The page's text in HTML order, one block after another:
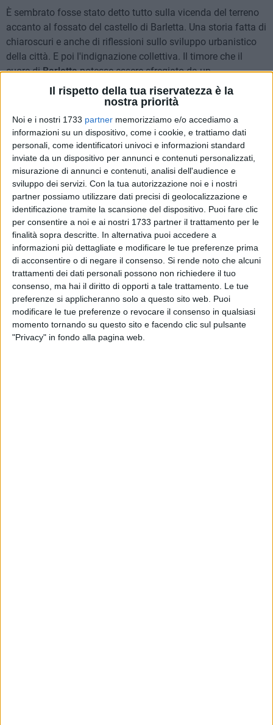
Il rispetto della tua riservatezza è la
nostra priorità
Noi e i nostri 1733 partner memorizziamo e/o accediamo a
informazioni su un dispositivo, come i cookie, e trattiamo dati
personali, come identificatori univoci e informazioni standard
inviate da un dispositivo per annunci e contenuti personalizzati,
misurazione di annunci e contenuti, analisi dell'audience e
sviluppo dei servizi. Con la tua autorizzazione noi e i nostri
partner possiamo utilizzare dati precisi di geolocalizzazione e
identificazione tramite la scansione del dispositivo. Puoi fare clic
per consentire a noi e ai nostri 1733 partner il trattamento per le
finalità sopra descritte. In alternativa puoi accedere a
informazioni più dettagliate e modificare le tue preferenze prima
di acconsentire o di negare il consenso. Si rende noto che alcuni
trattamenti dei dati personali possono non richiedere il tuo
consenso, ma hai il diritto di opporti a tale trattamento. Le tue
preferenze si applicheranno solo a questo sito web. Puoi
modificare le tue preferenze o revocare il consenso in qualsiasi
momento tornando su questo sito e facendo clic sul pulsante
"Privacy" in fondo alla pagina web.
È sembrato fosse stato detto tutto sulla vicenda del terreno
accanto al fossato del castello di Barletta. Una storia fatta di
chiaroscuri e anche di riflessioni sullo sviluppo urbanistico
della città. E poi l'indignazione collettiva. Il timore che il
cuore diBarlettapotesse essere sfregiato da un
supermercato. Proprio lì, nel punto di incontro tra castello
mura del Carmine.
Più di un mese di dibattiti, petizioni e mobilitazioni. Da fine
marzo sino a maggio, quando la societàLidlsi rende
disponibile a delocalizzare il cantiere e il Comune a fermare
tutto, revocando il permesso di costruire inautotutela. Il
parere dell'avvocaturasull'iter amministrativo fa da
spartiacque. Su entrambi i fronti però, ancora nulla
all'orizzonte. Nulla, fino al Consiglio comunale in
programma per il4 giugno. Ieri, in conferenza dei
capigruppo, le opposizioni hanno richiesto unordine del
giorno proprio sulla vicenda Lidlse non altro per tornare a
discuterne.
Il Comune, infatti, non ha prodotto alcun provvedimento di
autotutela e con la società non è stato ancora messo nero
su bianco quale dovrà essere ilterreno alternativo